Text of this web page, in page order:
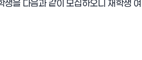
을 다음과 같이 모집하오니 재학생